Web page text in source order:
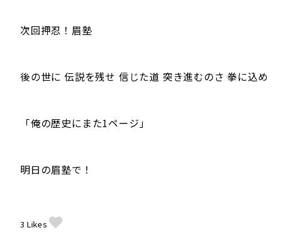
次回押忍！眉塾
後の世に 伝説を残せ 信じた道 突き進むのさ 拳に込め
「俺の歴史にまた1ページ」
明日の眉塾で！
3 Likes